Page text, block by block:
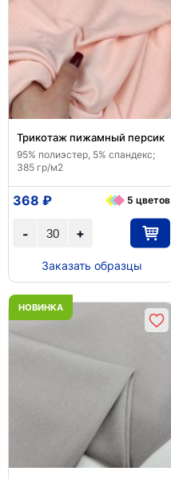
Трикотаж пижамный персик
95% полиэстер, 5% спандекс;
385 гр/м2
+
-
368 ₽ 5 цветов
Заказать образцы
НОВИНКА